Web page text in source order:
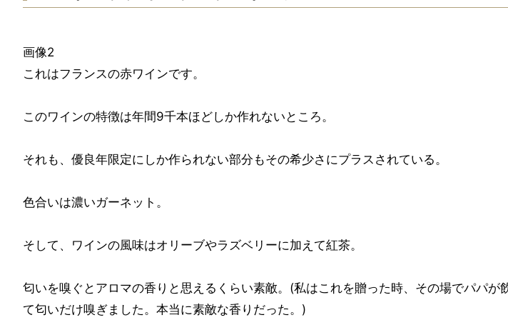
画像2
これはフランスの赤ワインです。
このワインの特徴は年間9千本ほどしか作れないところ。
それも、優良年限定にしか作られない部分もその希少さにプラスされている。
色合いは濃いガーネット。
そして、ワインの風味はオリーブやラズベリーに加えて紅茶。
匂いを嗅ぐとアロマの香りと思えるくらい素敵。(私はこれを贈った時、その場でパパが
て匂いだけ嗅ぎました。本当に素敵な香りだった。)